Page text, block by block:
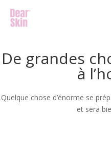
De grandes
à
Quelque chose d’énorme se
et sera